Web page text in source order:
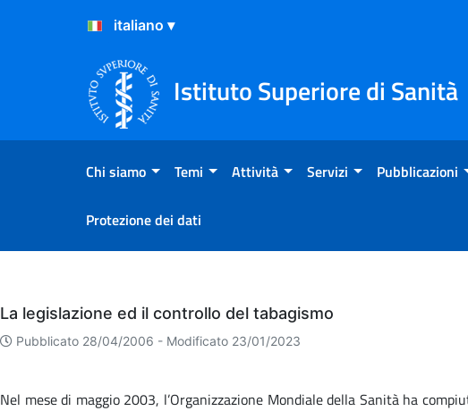
Salta al Contenuto
Salta al Footer
Istituto Superiore di Sanità
Chi siamo Temi Attività Servizi Pubblicazioni
Protezione dei dati
Eventi
La legislazione ed il controllo del tabagismo
Pubblicato 28/04/2006 - Modificato 23/01/2023
Nel mese di maggio 2003, l’Organizzazione Mondiale della Sanità ha